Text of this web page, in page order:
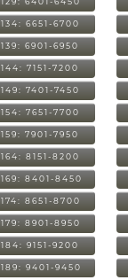
134: 6651-6700
139: 6901-6950
144: 7151-7200
149: 7401-7450
154: 7651-7700
159: 7901-7950
164: 8151-8200
169: 8401-8450
174: 8651-8700
179: 8901-8950
184: 9151-9200
189: 9401-9450